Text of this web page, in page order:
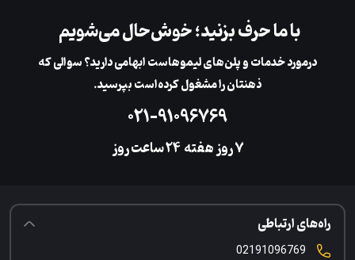
با ما حرف بزنید؛ خوش‌حال می‌شویم
در‌مورد خدمات و پلن‌های لیمو‌هاست ابهامی دارید؟ سوالی که
ذهنتان را مشغول کرده‌است بپرسید.
۰۲۱-۹۱۰۹۶۷۶۹
۷ روز هفته ‌۲۴ ساعت روز
راه‌های ارتباطی